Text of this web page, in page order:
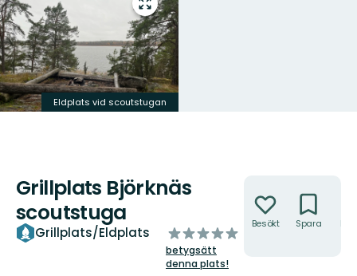
Gå
till
helskärmsläge
Eldplats vid scoutstugan
Grillplats Björknäs
scoutstuga
Grillplats/Eldplats
av
5
stjärnor
betygsätt
denna plats!
Besökt Spara